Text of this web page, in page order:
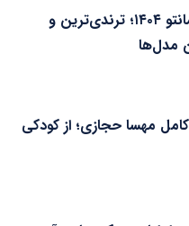
۱۵ مدل مانتو ۱۴۰۴؛ ترندی‌ترین و
مدل‌ها
کامل مهسا حجازی؛ از کودکی